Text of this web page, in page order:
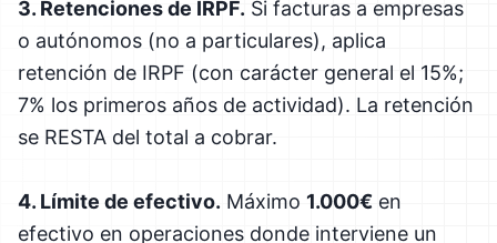
3. Retenciones de IRPF. Si facturas a empresas
o autónomos (no a particulares), aplica
retención de IRPF (con carácter general el 15%;
7% los primeros años de actividad). La retención
se RESTA del total a cobrar.
4. Límite de efectivo. Máximo 1.000€ en
efectivo en operaciones donde interviene un